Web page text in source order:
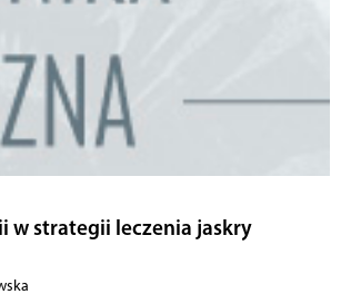
w strategii leczenia jaskry